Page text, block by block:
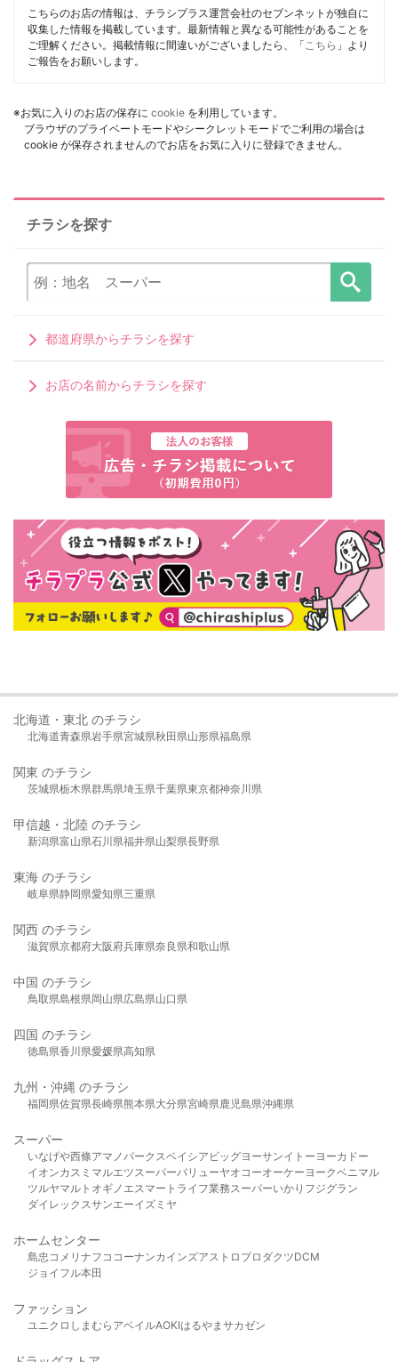
こちらのお店の情報は、チラシプラス運営会社のセブンネットが独自に
収集した情報を掲載しています。最新情報と異なる可能性があることを
ご理解ください。掲載情報に間違いがございましたら、「 こちら 」より
ご報告をお願いします。
※お気に入りのお店の保存に cookie を利用しています。
ブラウザのプライベートモードやシークレットモードでご利用の場合は
cookie が保存されませんのでお店をお気に入りに登録できません。
チラシを探す
都道府県からチラシを探す
お店の名前からチラシを探す
北海道・東北 のチラシ
北海道青森県岩手県宮城県秋田県山形県福島県
関東 のチラシ
茨城県栃木県群馬県埼玉県千葉県東京都神奈川県
甲信越・北陸 のチラシ
新潟県富山県石川県福井県山梨県長野県
東海 のチラシ
岐阜県静岡県愛知県三重県
関西 のチラシ
滋賀県京都府大阪府兵庫県奈良県和歌山県
中国 のチラシ
鳥取県島根県岡山県広島県山口県
四国 のチラシ
徳島県香川県愛媛県高知県
九州・沖縄 のチラシ
福岡県佐賀県長崎県熊本県大分県宮崎県鹿児島県沖縄県
スーパー
いなげや西條アマノパークスベイシア ビッグヨーサンイトーヨーカドー
イオンカスミ マルエツスーパーバリューヤオコーオーケー ヨークベニマル
ツルヤマルト オギノ エスマート ライフ業務スーパーいかり フジグラン
ダイレックスサンエーイズミヤ
ホームセンター
島忠 コメリ ナフコ コーナンカインズアストロプロダクツDCM
ジョイフル本田
ファッション
ユニクロ しまむら アベイルAOKIはるやま サカゼン